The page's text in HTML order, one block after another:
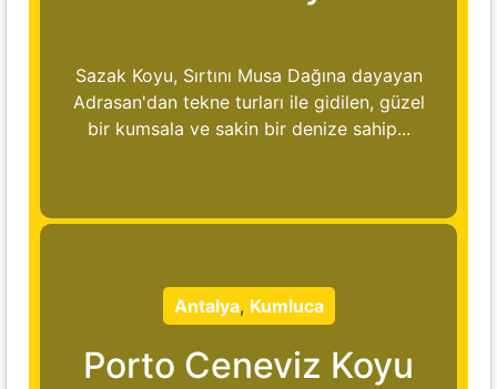
Sazak Koyu, Sırtını Musa Dağına dayayan
Adrasan'dan tekne turları ile gidilen, güzel
bir kumsala ve sakin bir denize sahip...
Antalya, Kumluca
Porto Ceneviz Koyu